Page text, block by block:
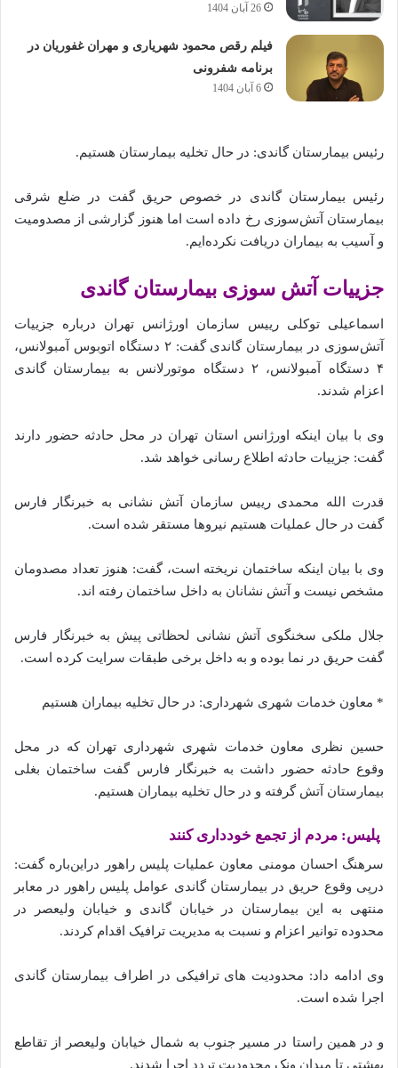
26 آبان 1404
فیلم رقص محمود شهریاری و مهران غفوریان در
برنامه شفرونی
6 آبان 1404
رئیس بیمارستان گاندی: در حال تخلیه بیمارستان هستیم.
رئیس بیمارستان گاندی در خصوص حریق گفت در ضلع شرقی
بیمارستان آتش‌سوزی رخ داده است اما هنوز گزارشی از مصدومیت
و آسیب به بیماران دریافت نکرده‌ایم.
جزییات آتش سوزی بیمارستان گاندی
اسماعیلی توکلی رییس سازمان اورژانس تهران درباره جزییات
آتش‌سوزی در بیمارستان گاندی گفت: ۲ دستگاه اتوبوس آمبولانس،
۴ دستگاه آمبولانس، ۲ دستگاه موتورلانس به بیمارستان گاندی
اعزام شدند.
وی با بیان اینکه اورژانس استان تهران در محل حادثه حضور دارند
گفت: جزییات حادثه اطلاع رسانی خواهد شد.
قدرت الله محمدی رییس سازمان آتش نشانی به خبرنگار فارس
گفت در حال عملیات هستیم نیروها مستقر شده‌ است.
وی با بیان اینکه ساختمان نریخته است، گفت: هنوز تعداد مصدومان
مشخص نیست و آتش نشانان به داخل ساختمان رفته اند.
جلال ملکی سخنگوی آتش نشانی لحظاتی پیش به خبرنگار فارس
گفت حریق در نما بوده و به داخل برخی طبقات سرایت کرده است.
* معاون خدمات شهری شهرداری: در حال تخلیه بیماران هستیم
حسین نظری معاون خدمات شهری شهرداری تهران که در محل
وقوع حادثه حضور داشت به خبرنگار فارس گفت ساختمان بغلی
بیمارستان آتش گرفته و در حال تخلیه بیماران هستیم.
پلیس: مردم از تجمع خودداری کنند
سرهنگ احسان مومنی معاون عملیات پلیس راهور دراین‌باره گفت:
درپی وقوع حریق در بیمارستان گاندی عوامل پلیس راهور در معابر
منتهی به این بیمارستان در خیابان گاندی و خیابان ولیعصر در
محدوده توانیر اعزام و نسبت به مدیریت ترافیک اقدام کردند.
وی ادامه داد: محدودیت های ترافیکی در اطراف بیمارستان گاندی
اجرا شده‌ است.
و در همین راستا در مسیر جنوب به شمال خیابان ولیعصر از تقاطع
بهشتی تا میدان ونک محدودیت تردد اجرا شدند.